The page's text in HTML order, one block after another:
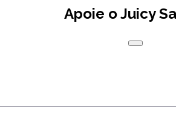
Apoie o Juicy